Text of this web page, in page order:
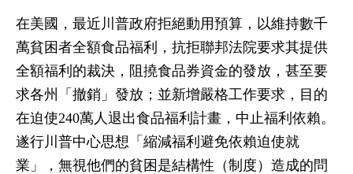
在美國，最近川普政府拒絕動用預算，以維持數千
萬貧困者全額食品福利，抗拒聯邦法院要求其提供
全額福利的裁決，阻撓食品券資金的發放，甚至要
求各州「撤銷」發放；並新增嚴格工作要求，目的
在迫使240萬人退出食品福利計畫，中止福利依賴。
遂行川普中心思想「縮減福利避免依賴迫使就
業」，無視他們的貧困是結構性（制度）造成的問